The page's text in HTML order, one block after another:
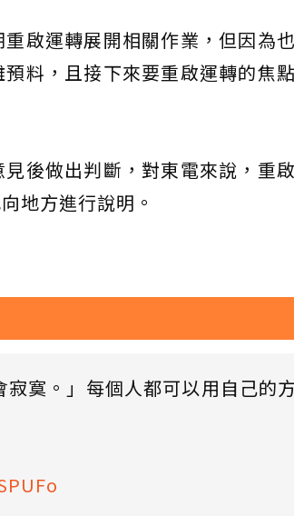
啟運轉展開相關作業，但因為
料，且接下來要重啟運轉的焦
後做出判斷，對東電來說，重
地方進行說明。
寂寞。」每個人都可以用自己的